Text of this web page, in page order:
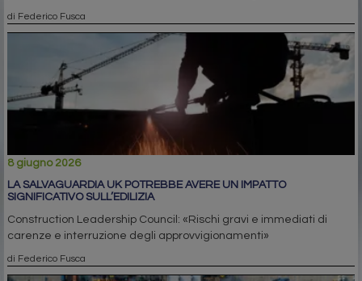
di Federico Fusca
8 giugno 2026
LA SALVAGUARDIA UK POTREBBE AVERE UN IMPATTO
SIGNIFICATIVO SULL’EDILIZIA
Construction Leadership Council: «Rischi gravi e immediati di
carenze e interruzione degli approvvigionamenti»
di Federico Fusca